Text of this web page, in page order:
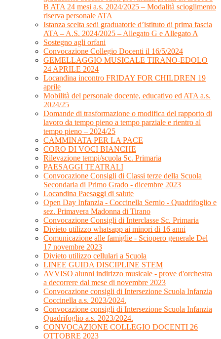
B ATA 24 mesi a.s. 2024/2025 – Modalità scioglimento
riserva personale ATA
Istanza scelta sedi graduatorie d’istituto di prima fascia
ATA – A.S. 2024/2025 – Allegato G e Allegato A
Sostegno agli orfani
Convocazione Collegio Docenti il 16/5/2024
GEMELLAGGIO MUSICALE TIRANO-EDOLO
24 APRILE 2024
Locandina incontro FRIDAY FOR CHILDREN 19
aprile
Mobilità del personale docente, educativo ed ATA a.s.
2024/25
Domande di trasformazione o modifica del rapporto di
lavoro da tempo pieno a tempo parziale e rientro al
tempo pieno – 2024/25
CAMMINATA PER LA PACE
CORO DI VOCI BIANCHE
Rilevazione tempi/scuola Sc. Primaria
PAESAGGI TEATRALI
Convocazione Consigli di Classi terze della Scuola
Secondaria di Primo Grado - dicembre 2023
Locandina Paesaggi di salute
Open Day Infanzia - Coccinella Sernio - Quadrifoglio e
sez. Primavera Madonna di Tirano
Convocazione Consigli di Interclasse Sc. Primaria
Divieto utilizzo whatsapp ai minori di 16 anni
Comunicazione alle famiglie - Sciopero generale Del
17 novembre 2023
Divieto utilizzo cellulari a Scuola
LINEE GUIDA DISCIPLINE STEM
AVVISO alunni indirizzo musicale - prove d'orchestra
a decorrere dal mese di novembre 2023
Convocazione consigli di Intersezione Scuola Infanzia
Coccinella a.s. 2023/2024.
Convocazione consigli di Intersezione Scuola Infanzia
Quadrifoglio a.s. 2023/2024.
CONVOCAZIONE COLLEGIO DOCENTI 26
OTTOBRE 2023